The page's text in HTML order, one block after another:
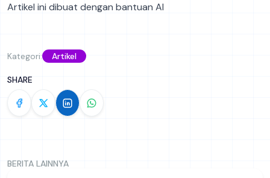
Artikel ini dibuat dengan bantuan AI
Kategori: Artikel
SHARE
BERITA LAINNYA